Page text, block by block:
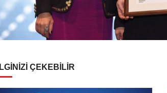
İLGİNİZİ ÇEKEBİLİR